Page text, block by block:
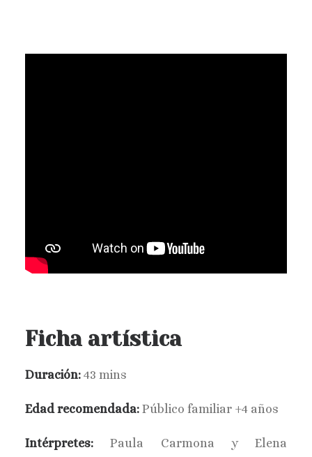
Ficha artística
Duración: 43 mins
Edad recomendada: Público familiar +4 años
Intérpretes: Paula Carmona y Elena